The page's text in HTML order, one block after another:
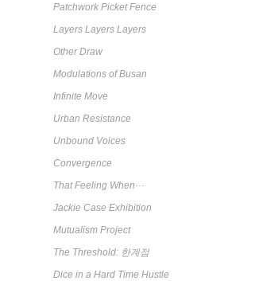
Patchwork Picket Fence
Layers Layers Layers
Other Draw
Modulations of Busan
Infinite Move
Urban Resistance
Unbound Voices
Convergence
That Feeling When···
Jackie Case Exhibition
Mutualism Project
The Threshold: 한계점
Dice in a Hard Time Hustle